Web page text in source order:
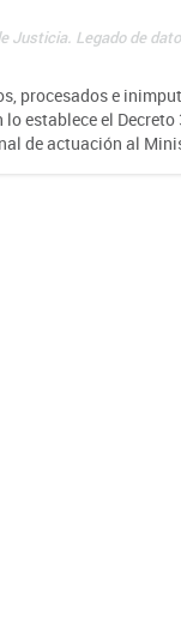
Justicia. Legado de
procesados e
lo establece el
de actuación al